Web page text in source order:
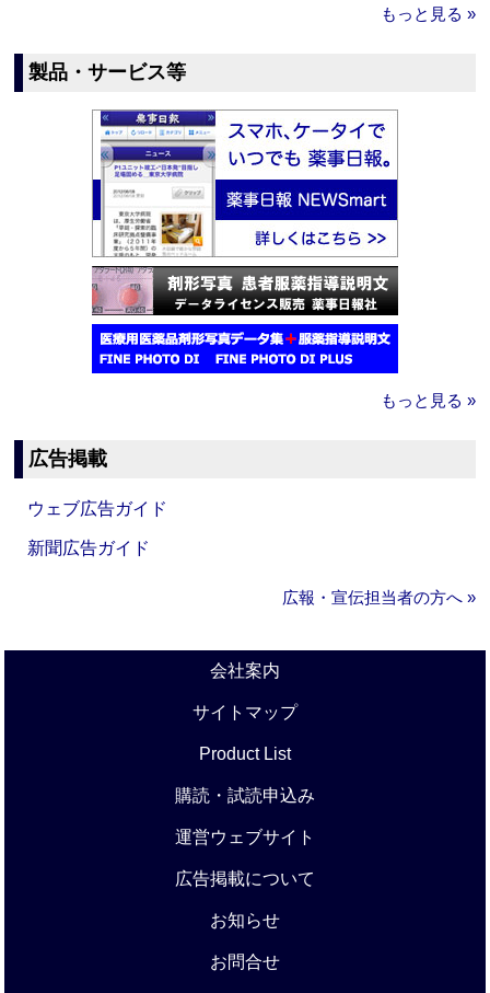
もっと見る »
製品・サービス等
もっと見る »
広告掲載
ウェブ広告ガイド
新聞広告ガイド
広報・宣伝担当者の方へ »
会社案内
サイトマップ
Product List
購読・試読申込み
運営ウェブサイト
広告掲載について
お知らせ
お問合せ